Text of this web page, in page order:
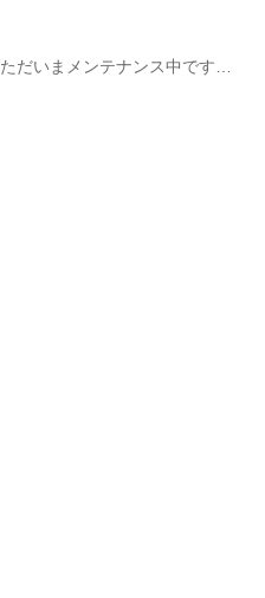
ただいまメンテナンス中です…